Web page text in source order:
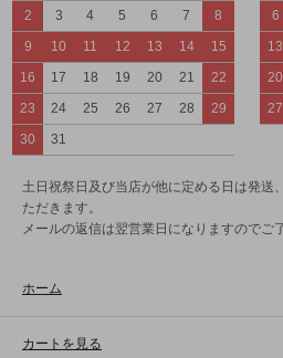
2
3 4 5 6 7
8
9
10 11 12 13 14
15
16
17 18 19 20 21
22
23
24 25 26 27 28
29
30
31
6
13
20
27
土日祝祭日及び当店が他に定める日は発送
ただきます。
メールの返信は翌営業日になりますのでご
ホーム
カートを見る